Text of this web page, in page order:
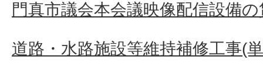
門真市議会本会議映像配信設備
道路・水路施設等維持補修工事(